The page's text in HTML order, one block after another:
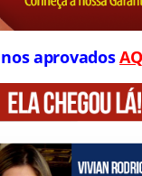
aprovados